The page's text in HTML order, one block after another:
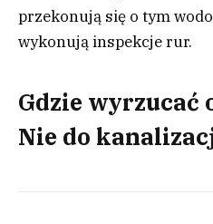
przekonują się o tym
wykonują inspekcje rur.
Gdzie wyrzucać
Nie do